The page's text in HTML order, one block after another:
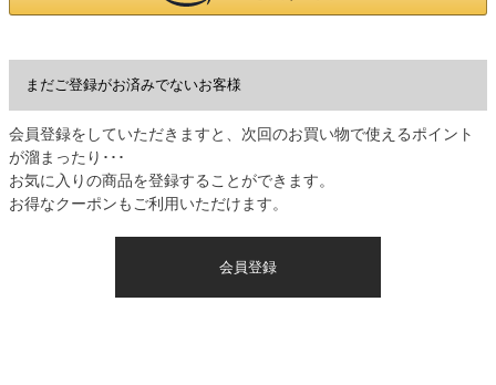
まだご登録がお済みでないお客様
会員登録をしていただきますと、次回のお買い物で使えるポイント
が溜まったり･･･
お気に入りの商品を登録することができます。
お得なクーポンもご利用いただけます。
会員登録